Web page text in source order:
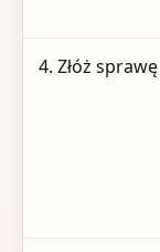
4. Złóż sprawę